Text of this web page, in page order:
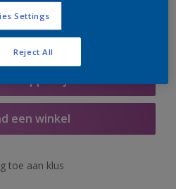
een winkel
toe aan klus
Settings
Reject All